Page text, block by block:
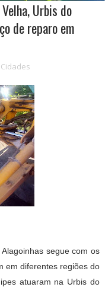
Urbis do
de reparo em
Cidades
segue com os
em diferentes regiões do
atuaram na Urbis do